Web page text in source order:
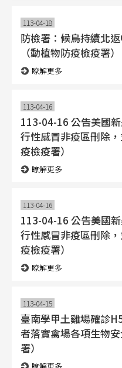
113-04-18
防檢署：候鳥持續北
（動植物防疫檢疫署）
瞭解更多
113-04-16
113-04-16 公告美國
行性感冒非疫區刪除
疫檢疫署）
瞭解更多
113-04-16
113-04-16 公告美國
行性感冒非疫區刪除
疫檢疫署）
瞭解更多
113-04-15
臺南學甲土雞場確診
者落實禽場各項生物
署）